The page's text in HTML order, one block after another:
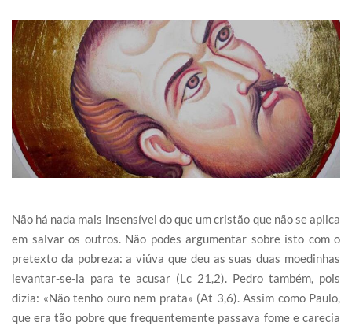
Não há nada mais insensível do que um cristão que não se aplica
em salvar os outros. Não podes argumentar sobre isto com o
pretexto da pobreza: a viúva que deu as suas duas moedinhas
levantar-se-ia para te acusar (Lc 21,2). Pedro também, pois
dizia: «Não tenho ouro nem prata» (At 3,6). Assim como Paulo,
que era tão pobre que frequentemente passava fome e carecia